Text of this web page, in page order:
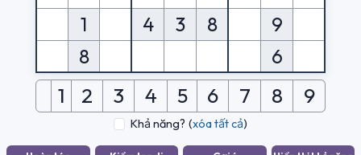
1 4 3 8
9
8
6
1 2 3 4 5 6 7 8 9
Khả năng? (xóa tất cả)